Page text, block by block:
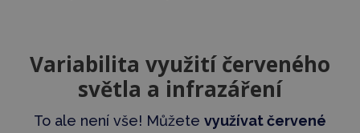
Variabilita využití červeného
světla a infrazáření
To ale není vše! Můžete využívat červené